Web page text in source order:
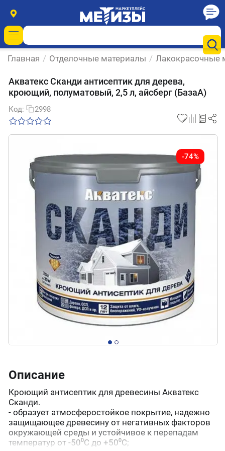
Главная / Отделочные материалы / Лакокрасочные
Акватекс Сканди антисептик для дерева,
кроющий, полуматовый, 2,5 л, айсберг (БазаА)
Код: 2998
-74%
Описание
Кроющий антисептик для древесины Акватекс
Сканди.
- образует атмосферостойкое покрытие, надежно
защищающее древесину от негативных факторов
окружающей среды и устойчивое к перепадам
температур от -50⁰С до +50⁰С;